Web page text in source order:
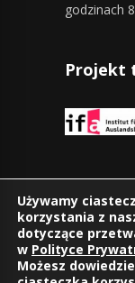
godzinach
Projekt
Używamy
korzystania z
dotyczące
w Polityce
Możesz